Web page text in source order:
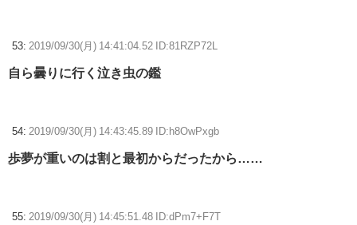
53: 2019/09/30(月) 14:41:04.52 ID:81RZP72L
自ら曇りに行く泣き虫の鑑
54: 2019/09/30(月) 14:43:45.89 ID:h8OwPxgb
歩夢が重いのは割と最初からだったから……
55: 2019/09/30(月) 14:45:51.48 ID:dPm7+F7T